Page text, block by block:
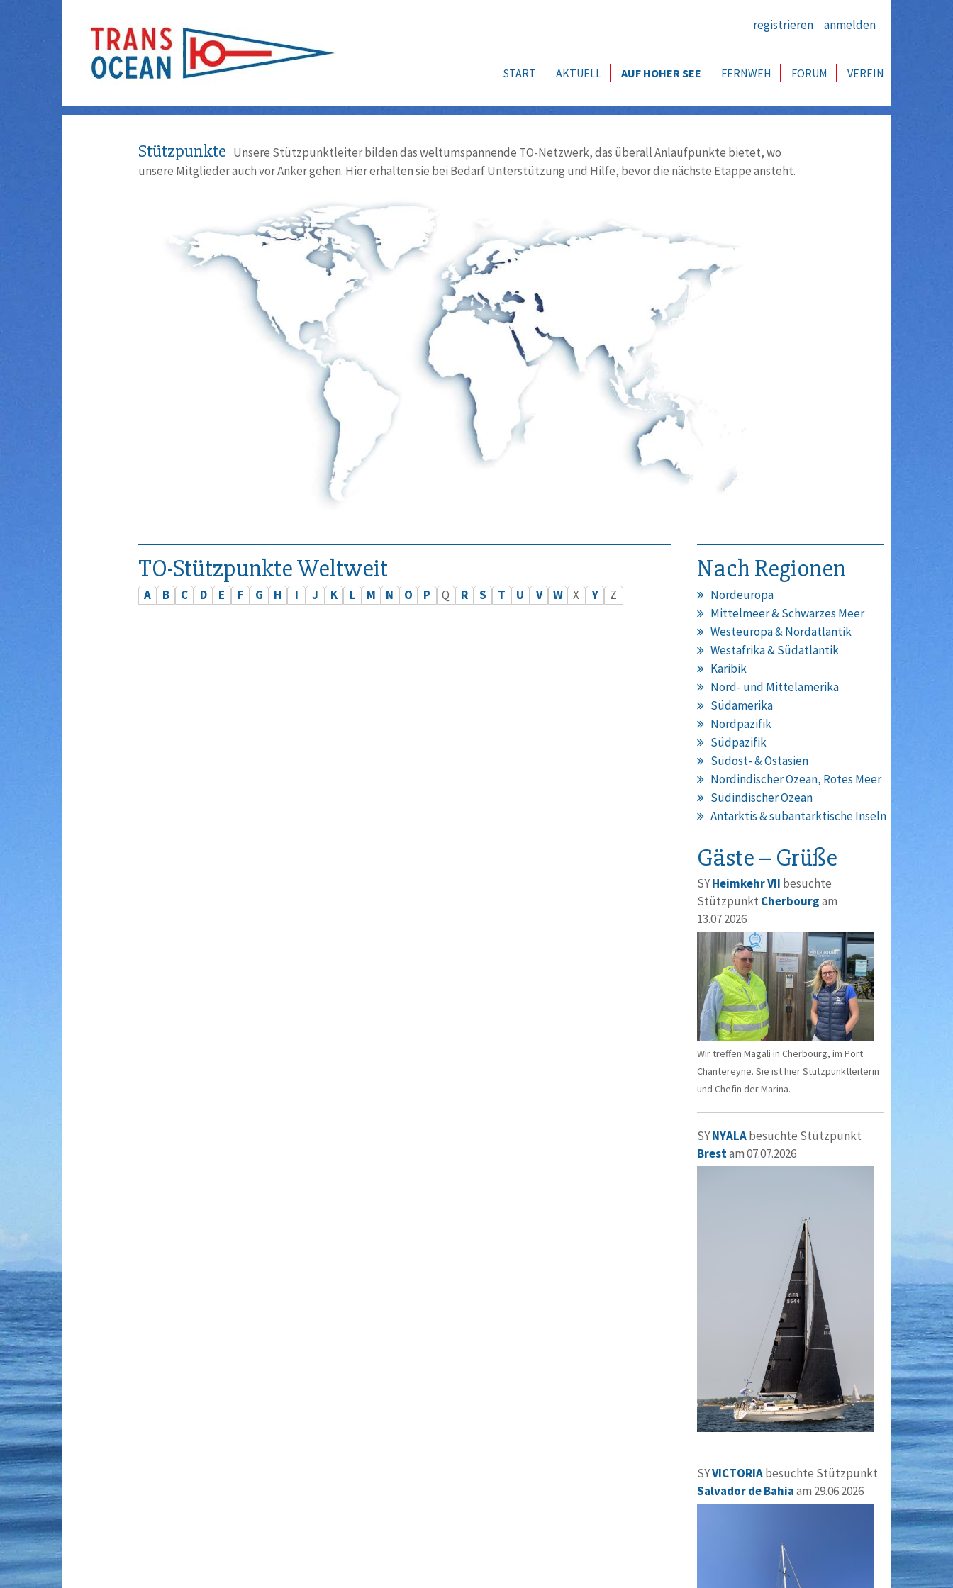
registrieren anmelden
START AKTUELL AUF HOHER SEE FERNWEH FORUM VEREIN
Stützpunkte Unsere Stützpunktleiter bilden das weltumspannende TO-Netzwerk, das überall Anlaufpunkte bietet, wo
unsere Mitglieder auch vor Anker gehen. Hier erhalten sie bei Bedarf Unterstützung und Hilfe, bevor die nächste Etappe ansteht.
TO-Stützpunkte Weltweit
A B C D E F G H I J K L M N O P Q R S T U V W X Y Z
Nach Regionen
Nordeuropa
Mittelmeer & Schwarzes Meer
Westeuropa & Nordatlantik
Westafrika & Südatlantik
Karibik
Nord- und Mittelamerika
Südamerika
Nordpazifik
Südpazifik
Südost- & Ostasien
Nordindischer Ozean, Rotes Meer
Südindischer Ozean
Antarktis & subantarktische Inseln
Gäste – Grüße
SYHeimkehr VII besuchte
Stützpunkt Cherbourgam
13.07.2026
Wir treffen Magali in Cherbourg, im Port
Chantereyne. Sie ist hier Stützpunktleiterin
und Chefin der Marina.
SYNYALAbesuchte Stützpunkt
Brestam 07.07.2026
SYVICTORIAbesuchte Stützpunkt
Salvador de Bahiaam 29.06.2026